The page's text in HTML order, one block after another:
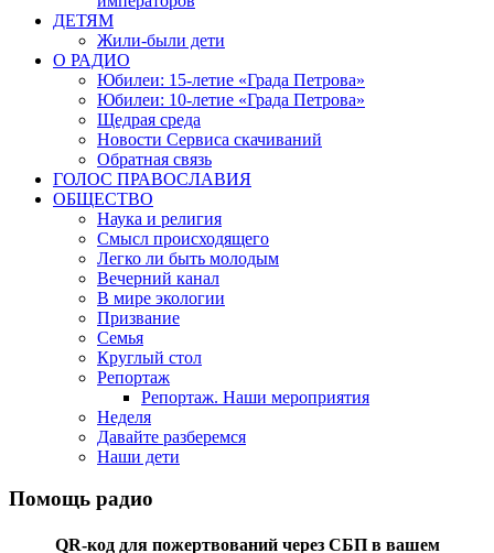
ДЕТЯМ
Жили-были дети
О РАДИО
Юбилеи: 15-летие «Града Петрова»
Юбилеи: 10-летие «Града Петрова»
Щедрая среда
Новости Сервиса скачиваний
Обратная связь
ГОЛОС ПРАВОСЛАВИЯ
ОБЩЕСТВО
Наука и религия
Смысл происходящего
Легко ли быть молодым
Вечерний канал
В мире экологии
Призвание
Семья
Круглый стол
Репортаж
Репортаж. Наши мероприятия
Неделя
Давайте разберемся
Наши дети
Помощь радио
QR-код для пожертвований через СБП в вашем